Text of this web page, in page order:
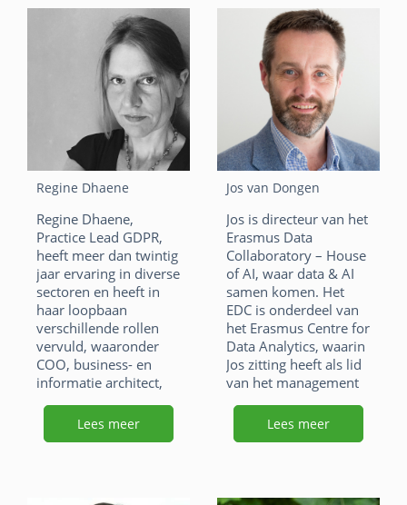
o
a
o
o
k
n
k
e
dI
n
A
p
p
E
m
ai
l
F
a
c
e
b
o
o
k
Li
n
k
e
dI
n
X
W
h
at
s
A
p
p
E
m
ai
l
Regine Dhaene
Regine Dhaene,
Practice Lead GDPR,
heeft meer dan twintig
jaar ervaring in diverse
sectoren en heeft in
haar loopbaan
verschillende rollen
vervuld, waaronder
COO, business- en
informatie architect,
manager, business
analyst, line manager
Lees meer
Jos van Dongen
Jos is directeur van het
Erasmus Data
Collaboratory – House
of AI, waar data & AI
samen komen. Het
EDC is onderdeel van
het Erasmus Centre for
Data Analytics, waarin
Jos zitting heeft als lid
van het management
F Li X
Lees meer